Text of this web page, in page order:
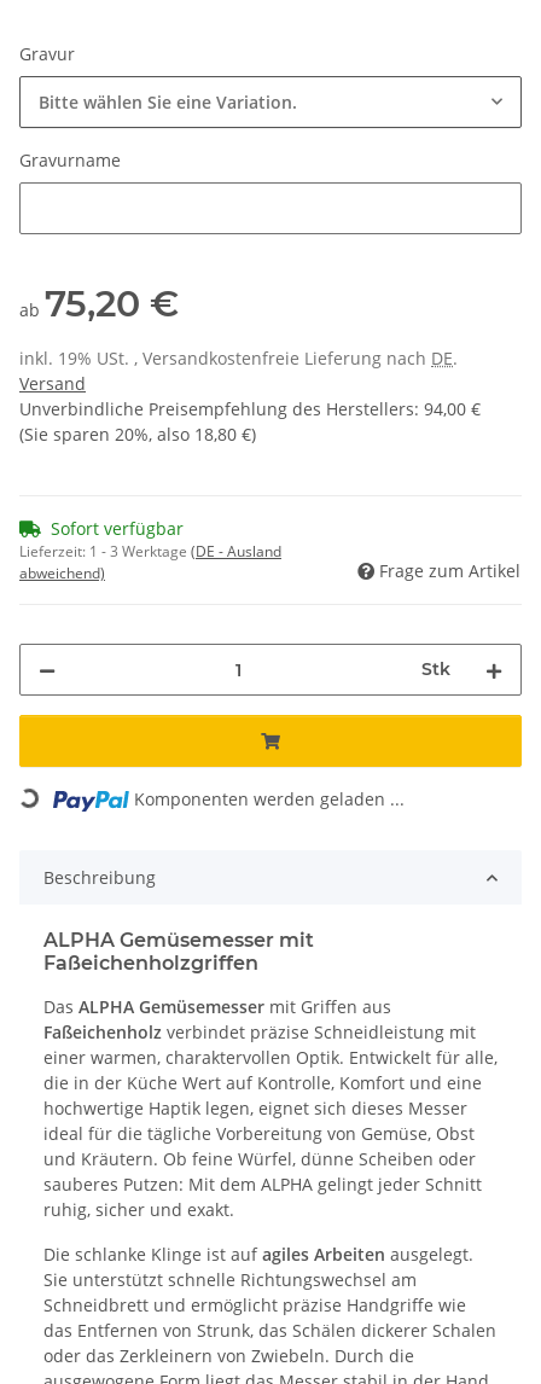
Gravur
Bitte wählen Sie eine Variation.
Gravurname
ab 75,20 €
inkl. 19% USt. , Versandkostenfreie Lieferung nach DE.
Versand
Unverbindliche Preisempfehlung des Herstellers: 94,00 €
(Sie sparen 20%, also 18,80 €)
Sofort verfügbar
Lieferzeit: 1 - 3 Werktage (DE - Ausland
abweichend)
Frage zum Artikel
Stk
Loading... Komponenten werden geladen ...
Beschreibung
ALPHA Gemüsemesser mit
Faßeichenholzgriffen
Das ALPHA Gemüsemesser mit Griffen aus
Faßeichenholz verbindet präzise Schneidleistung mit
einer warmen, charaktervollen Optik. Entwickelt für alle,
die in der Küche Wert auf Kontrolle, Komfort und eine
hochwertige Haptik legen, eignet sich dieses Messer
ideal für die tägliche Vorbereitung von Gemüse, Obst
und Kräutern. Ob feine Würfel, dünne Scheiben oder
sauberes Putzen: Mit dem ALPHA gelingt jeder Schnitt
ruhig, sicher und exakt.
Die schlanke Klinge ist aufagiles Arbeiten ausgelegt.
Sie unterstützt schnelle Richtungswechsel am
Schneidbrett und ermöglicht präzise Handgriffe wie
das Entfernen von Strunk, das Schälen dickerer Schalen
oder das Zerkleinern von Zwiebeln. Durch die